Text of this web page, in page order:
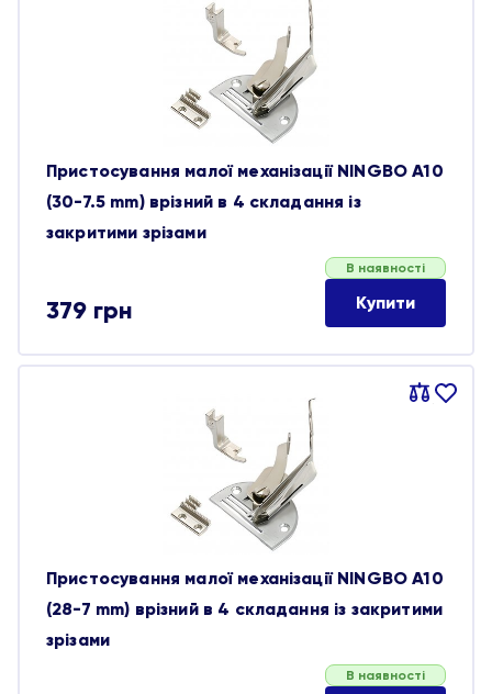
Пристосування малої механізації NINGBO A10
(30-7.5 mm) врізний в 4 складання із
закритими зрізами
379 грн
В наявності
Купити
Порівняти
В
Пристосування малої механізації NINGBO A10
(28-7 mm) врізний в 4 складання із закритими
зрізами
В наявності